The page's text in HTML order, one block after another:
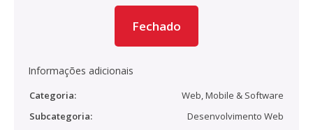
Fechado
Informações adicionais
Categoria:
Web, Mobile & Software
Subcategoria:
Desenvolvimento Web